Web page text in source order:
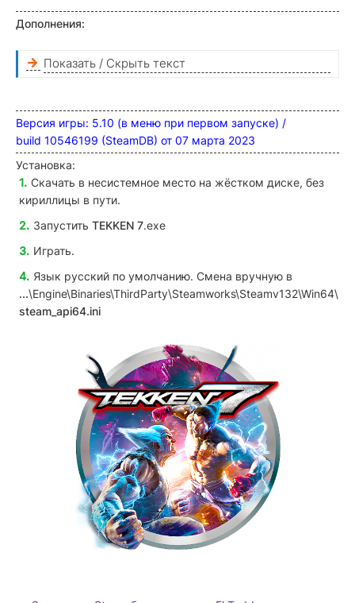
Дополнения:
Показать / Скрыть текст
Версия игры: 5.10 (в меню при первом запуске) /
build 10546199 (SteamDB) от 07 марта 2023
Установка:
Скачать в несистемное место на жёстком диске, без
кириллицы в пути.
Запустить TEKKEN 7.exe
Играть.
Язык русский по умолчанию. Смена вручную в
...\Engine\Binaries\ThirdParty\Steamworks\Steamv132\Win64\
steam_api64.ini